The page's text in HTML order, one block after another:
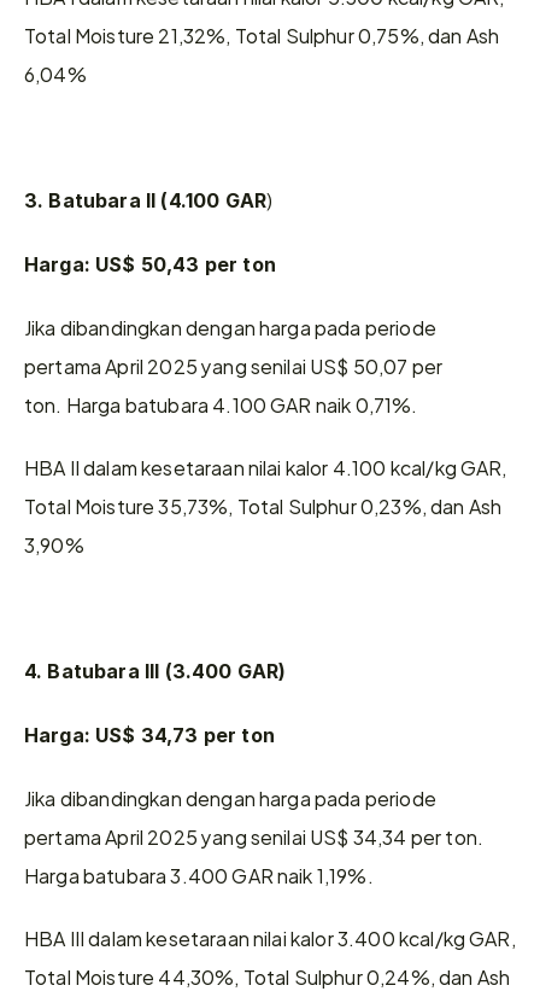
Total Moisture 21,32%, Total Sulphur 0,75%, dan Ash
6,04%
3. Batubara II (4.100 GAR)
Harga: US$ 50,43 per ton
Jika dibandingkan dengan harga pada periode
pertama April 2025 yang senilai US$ 50,07 per
ton. Harga batubara 4.100 GAR naik 0,71%.
HBA II dalam kesetaraan nilai kalor 4.100 kcal/kg GAR,
Total Moisture 35,73%, Total Sulphur 0,23%, dan Ash
3,90%
4. Batubara III (3.400 GAR)
Harga: US$ 34,73 per ton
Jika dibandingkan dengan harga pada periode
pertama April 2025 yang senilai US$ 34,34 per ton.
Harga batubara 3.400 GAR naik 1,19%.
HBA III dalam kesetaraan nilai kalor 3.400 kcal/kg GAR,
Total Moisture 44,30%, Total Sulphur 0,24%, dan Ash